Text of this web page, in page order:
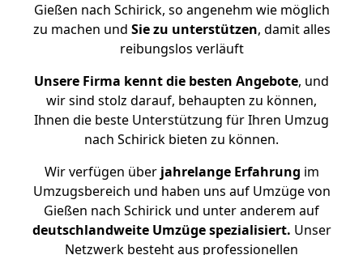
Gießen nach Schirick, so angenehm wie möglich
zu machen und Sie zu unterstützen, damit alles
reibungslos verläuft
Unsere Firma kennt die besten Angebote, und
wir sind stolz darauf, behaupten zu können,
Ihnen die beste Unterstützung für Ihren Umzug
nach Schirick bieten zu können.
Wir verfügen überjahrelange Erfahrung im
Umzugsbereich und haben uns auf Umzüge von
Gießen nach Schirick und unter anderem auf
deutschlandweite Umzüge spezialisiert. Unser
Netzwerk besteht aus professionellen